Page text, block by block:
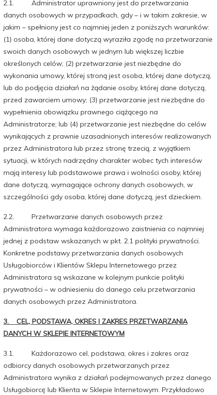
2.1. Administrator uprawniony jest do przetwarzania
danych osobowych w przypadkach, gdy – i w takim zakresie, w
jakim – spełniony jest co najmniej jeden z poniższych warunków:
(1) osoba, której dane dotyczą wyraziła zgodę na przetwarzanie
swoich danych osobowych w jednym lub większej liczbie
określonych celów; (2) przetwarzanie jest niezbędne do
wykonania umowy, której stroną jest osoba, której dane dotyczą,
lub do podjęcia działań na żądanie osoby, której dane dotyczą,
przed zawarciem umowy; (3) przetwarzanie jest niezbędne do
wypełnienia obowiązku prawnego ciążącego na
Administratorze; lub (4) przetwarzanie jest niezbędne do celów
wynikających z prawnie uzasadnionych interesów realizowanych
przez Administratora lub przez stronę trzecią, z wyjątkiem
sytuacji, w których nadrzędny charakter wobec tych interesów
mają interesy lub podstawowe prawa i wolności osoby, której
dane dotyczą, wymagające ochrony danych osobowych, w
szczególności gdy osoba, której dane dotyczą, jest dzieckiem.
2.2. Przetwarzanie danych osobowych przez
Administratora wymaga każdorazowo zaistnienia co najmniej
jednej z podstaw wskazanych w pkt. 2.1 polityki prywatności.
Konkretne podstawy przetwarzania danych osobowych
Usługobiorców i Klientów Sklepu Internetowego przez
Administratora są wskazane w kolejnym punkcie polityki
prywatności – w odniesieniu do danego celu przetwarzania
danych osobowych przez Administratora.
3. CEL, PODSTAWA, OKRES I ZAKRES PRZETWARZANIA
DANYCH W SKLEPIE INTERNETOWYM
3.1. Każdorazowo cel, podstawa, okres i zakres oraz
odbiorcy danych osobowych przetwarzanych przez
Administratora wynika z działań podejmowanych przez danego
Usługobiorcę lub Klienta w Sklepie Internetowym. Przykładowo